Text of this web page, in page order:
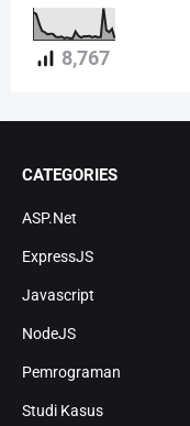
8,767
CATEGORIES
ASP.Net
ExpressJS
Javascript
NodeJS
Pemrograman
Studi Kasus